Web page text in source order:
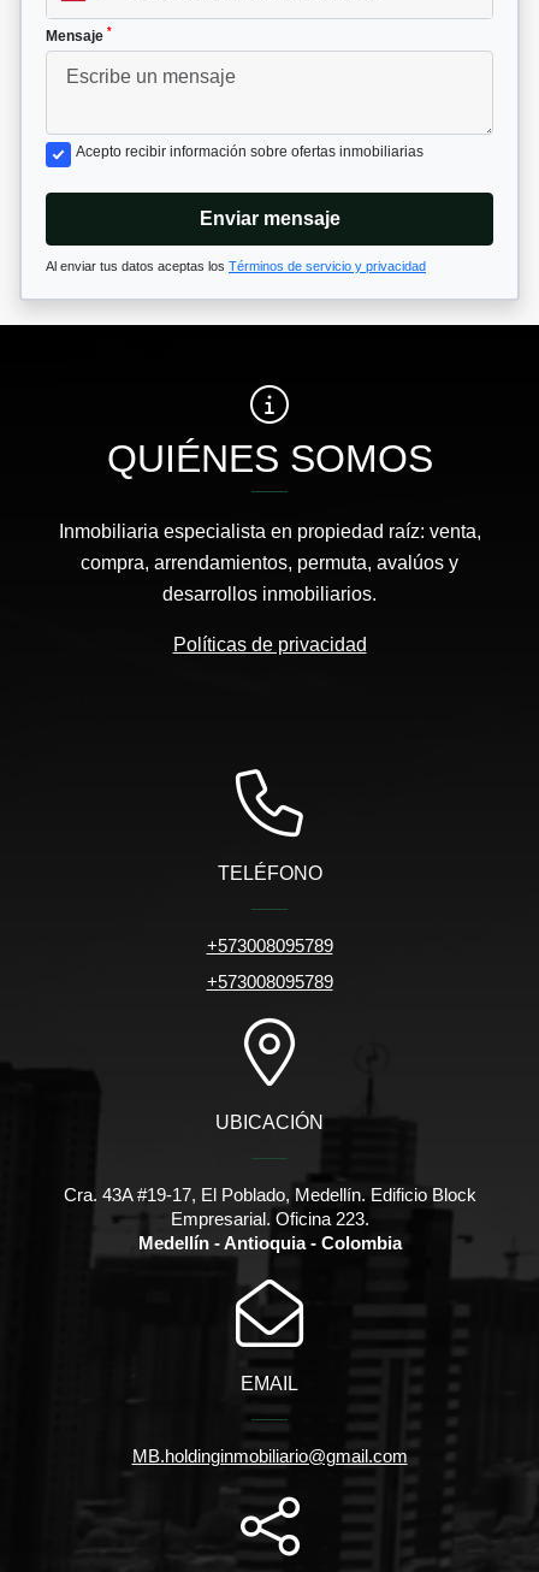
Mensaje *
Acepto recibir información sobre ofertas inmobiliarias
Enviar mensaje
Al enviar tus datos aceptas los Términos de servicio y privacidad
QUIÉNES SOMOS
Inmobiliaria especialista en propiedad raíz: venta,
compra, arrendamientos, permuta, avalúos y
desarrollos inmobiliarios.
Políticas de privacidad
TELÉFONO
+573008095789
+573008095789
UBICACIÓN
Cra. 43A #19-17, El Poblado, Medellín. Edificio Block
Empresarial. Oficina 223.
Medellín - Antioquia - Colombia
EMAIL
MB.holdinginmobiliario@gmail.com